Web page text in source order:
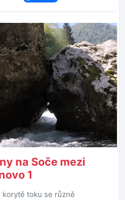
na Soče mezi
1
korytě toku se různě